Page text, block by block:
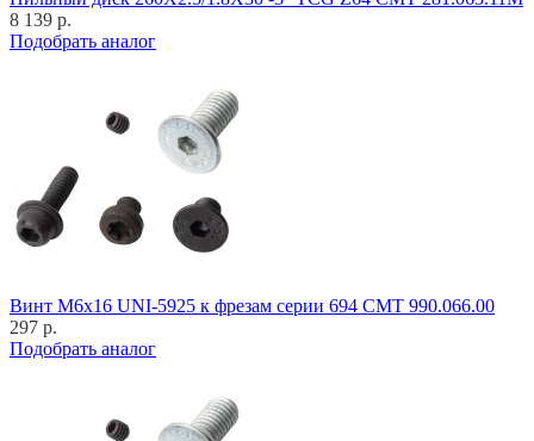
8 139 р.
Подобрать аналог
Винт M6x16 UNI-5925 к фрезам серии 694 CMT 990.066.00
297 р.
Подобрать аналог